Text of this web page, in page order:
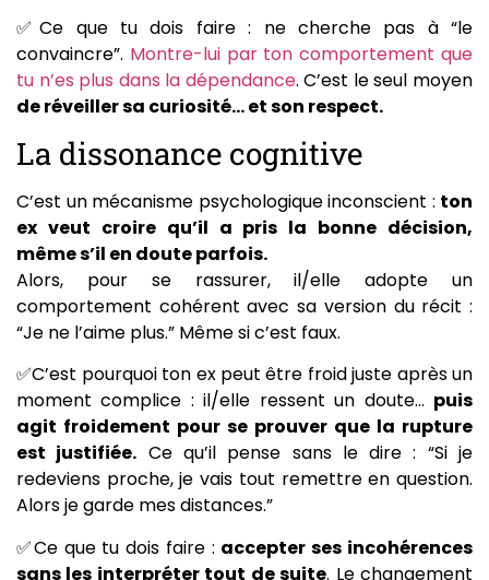
✅Ce que tu dois faire : ne cherche pas à “le
convaincre”. Montre-lui par ton comportement que
tu n’es plus dans la dépendance. C’est le seul moyen
de réveiller sa curiosité… et son respect.
La dissonance cognitive
C’est un mécanisme psychologique inconscient : ton
ex veut croire qu’il a pris la bonne décision,
même s’il en doute parfois.
Alors, pour se rassurer, il/elle adopte un
comportement cohérent avec sa version du récit :
“Je ne l’aime plus.” Même si c’est faux.
✅C’est pourquoi ton ex peut être froid juste après un
moment complice : il/elle ressent un doute… puis
agit froidement pour se prouver que la rupture
est justifiée. Ce qu’il pense sans le dire : “Si je
redeviens proche, je vais tout remettre en question.
Alors je garde mes distances.”
✅Ce que tu dois faire : accepter ses incohérences
sans les interpréter tout de suite. Le changement